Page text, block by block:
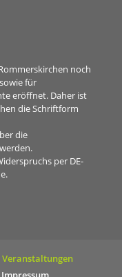
noch
für
eröffnet. Daher ist
die Schriftform
die
per DE-
.
Veranstaltungen